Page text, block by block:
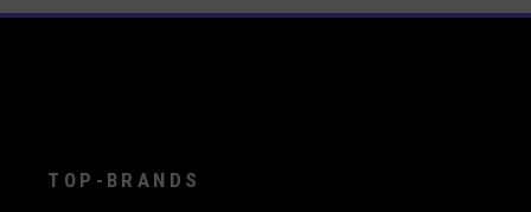
TOP-BRANDS